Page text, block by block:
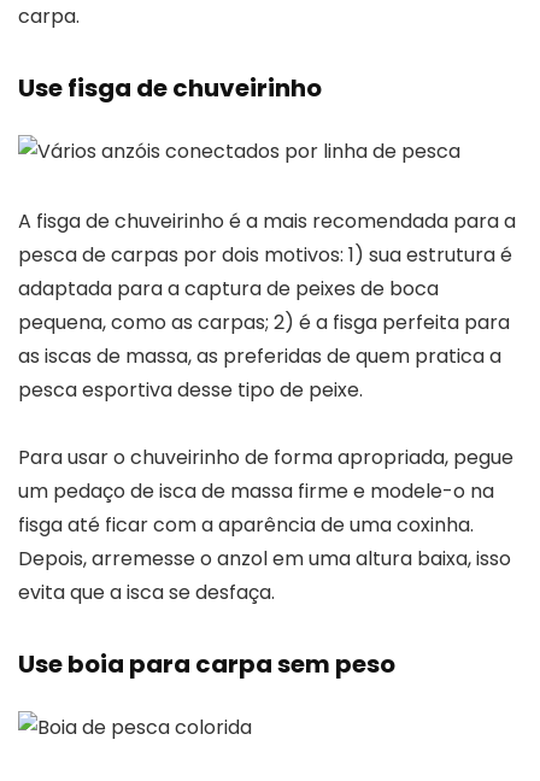
carpa.
Use fisga de chuveirinho
A fisga de chuveirinho é a mais recomendada para a
pesca de carpas por dois motivos: 1) sua estrutura é
adaptada para a captura de peixes de boca
pequena, como as carpas; 2) é a fisga perfeita para
as iscas de massa, as preferidas de quem pratica a
pesca esportiva desse tipo de peixe.
Para usar o chuveirinho de forma apropriada, pegue
um pedaço de isca de massa firme e modele-o na
fisga até ficar com a aparência de uma coxinha.
Depois, arremesse o anzol em uma altura baixa, isso
evita que a isca se desfaça.
Use boia para carpa sem peso